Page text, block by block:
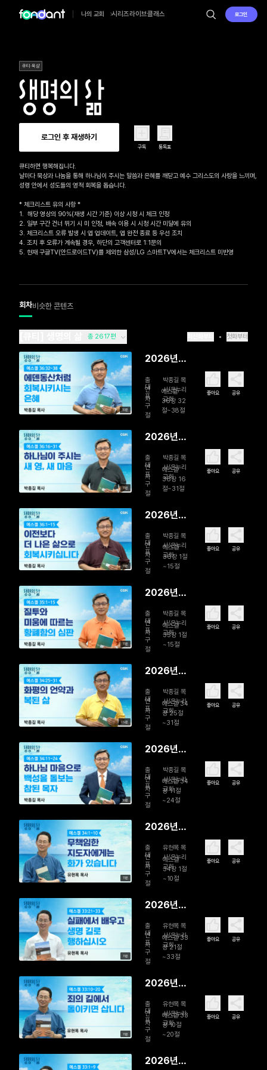
나의 교회 시리즈라이브클래스 로그인
큐티·묵상
로그인 후 재생하기
구독 통독표
큐티하면 행복해집니다.
날마다 묵상과 나눔을 통해 하나님이 주시는 말씀과 은혜를 깨닫고 예수 그리스도의 사랑을 느끼며,
성령 안에서 성도들의 영적 회복을 돕습니다.
* 체크리스트 유의 사항 *
1.  해당 영상의 90%(재생 시간 기준) 이상 시청 시 체크 인정
2. 일부 구간 건너 뛰기 시 미 인정, 배속 이용 시 시청 시간 미달에 유의
3. 체크리스트 오류 발생 시 앱 업데이트, 앱 완전 종료 등 우선 조치
4. 조치 후 오류가 계속될 경우, 하단의 고객센터로 1:1문의
5. 현재 구글TV(안드로이드TV)를 제외한 삼성/LG 스마트TV에서는 체크리스트 미반영
회차비슷한 콘텐츠
총 2617편 첫화부터
10분
2026년
일 에덴동
산처럼 회
복시키시는
은혜
출
연
자
박종길 목
사/온누리
교회
대
표
구
절
에스겔
36장 32
절~38절
좋아요 공유
11분
2026년
일 하나님
이 주시는
새 영, 새 마
음
출
연
자
박종길 목
사/온누리
교회
대
표
구
절
에스겔
36장 16
절~31절
좋아요 공유
11분
2026년
일 이전보
다 더 나은
삶으로 회
복시킵니다
출
연
자
박종길 목
사/온누리
교회
대
표
구
절
에스겔
36장 1절
~15절
좋아요 공유
11분
2026년
일 질투와
미움에 따
르는 황폐
함의 심판
출
연
자
박종길 목
사/온누리
교회
대
표
구
절
에스겔
35장 1절
~15절
좋아요 공유
09분
2026년
일 화평의
언약과 복
된 삶
출
연
자
박종길 목
사/온누리
교회
대
표
구
절
에스겔 34
장 25절
~31절
좋아요 공유
10분
2026년
일 하나님
마음으로
백성을 돌
보는 참된
출
연
자
박종길 목
사/온누리
교회
대
표
구
절
에스겔 34
장 11절
~24절
좋아요 공유
11분
2026년
무책임한
지도자에게
는 화가 있
습니다
출
연
자
유현목 목
사/온누리
교회
대
표
구
절
에스겔
34장 1절
~10절
좋아요 공유
11분
2026년
실패에서
배우고 생
명 길로 행
하십시오
출
연
자
유현목 목
사/온누리
교회
대
표
구
절
에스겔 33
장 21절
~33절
좋아요 공유
11분
2026년
일 죄의 길
에서 돌이
키면 삽니
다
출
연
자
유현목 목
사/온누리
교회
대
표
구
절
에스겔 33
장 10절
~20절
좋아요 공유
2026년